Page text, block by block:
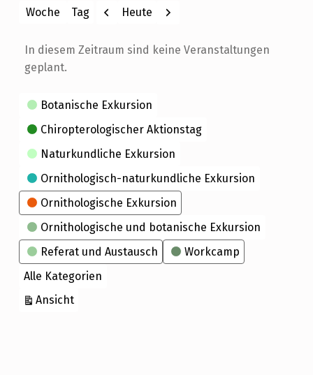
Woche Tag
Monat
Jahr
Zurück
Heute Weiter
In diesem Zeitraum sind keine Veranstaltungen
geplant.
Kategorien
Botanische Exkursion
Chiropterologischer Aktionstag
Naturkundliche Exkursion
Ornithologisch-naturkundliche Exkursion
Ornithologische Exkursion
Ornithologische und botanische Exkursion
Referat und Austausch
Workcamp
Alle Kategorien
Ansichtausdrucken